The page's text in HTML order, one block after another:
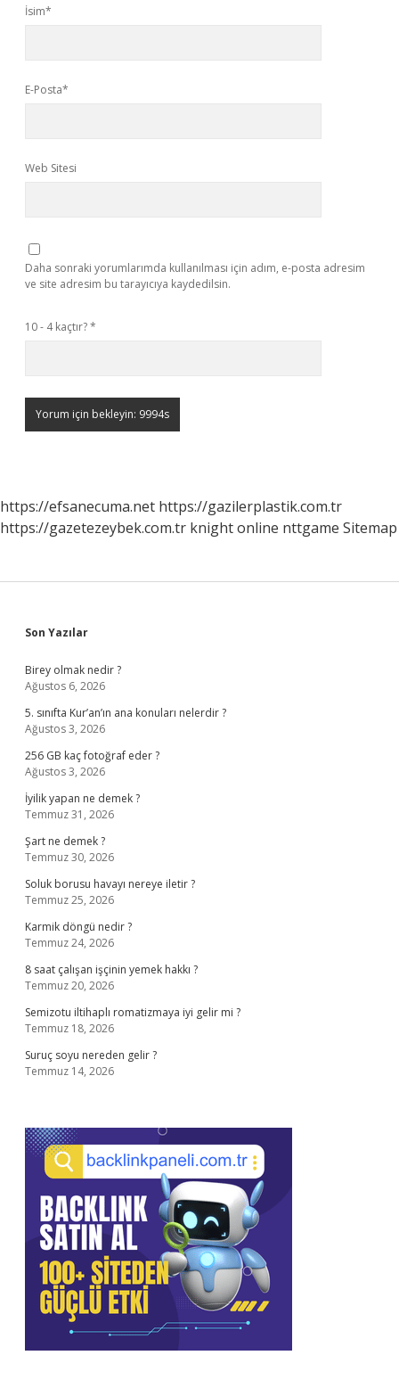
İsim*
E-Posta*
Web Sitesi
Daha sonraki yorumlarımda kullanılması için adım, e-posta adresim
ve site adresim bu tarayıcıya kaydedilsin.
10 - 4 kaçtır?*
https://efsanecuma.net https://gazilerplastik.com.tr
https://gazetezeybek.com.tr knight online nttgame Sitemap
Sidebar
Son Yazılar
Birey olmak nedir ?
Ağustos 6, 2026
5. sınıfta Kur’an’ın ana konuları nelerdir ?
Ağustos 3, 2026
256 GB kaç fotoğraf eder ?
Ağustos 3, 2026
İyilik yapan ne demek ?
Temmuz 31, 2026
Şart ne demek ?
Temmuz 30, 2026
Soluk borusu havayı nereye iletir ?
Temmuz 25, 2026
Karmik döngü nedir ?
Temmuz 24, 2026
8 saat çalışan işçinin yemek hakkı ?
Temmuz 20, 2026
Semizotu iltihaplı romatizmaya iyi gelir mi ?
Temmuz 18, 2026
Suruç soyu nereden gelir ?
Temmuz 14, 2026